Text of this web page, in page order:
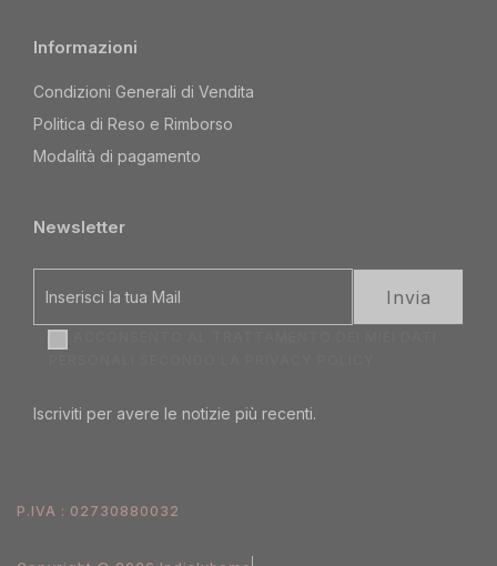
Informazioni
Condizioni Generali di Vendita
Politica di Reso e Rimborso
Modalità di pagamento
Newsletter
Iscriviti per avere le notizie più recenti.
P.IVA : 02730880032